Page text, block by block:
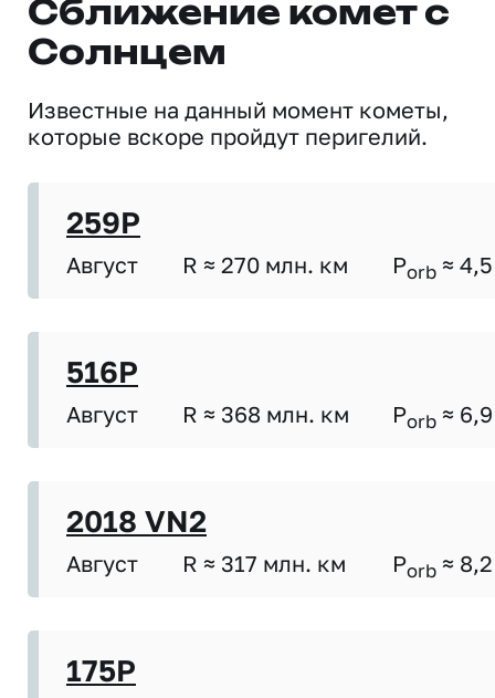
Сближение комет с
Солнцем
Известные на данный момент кометы,
которые вскоре пройдут перигелий.
259P
Август R ≈ 270 млн. км Porb ≈ 4,5
516P
Август R ≈ 368 млн. км Porb ≈ 6,9
2018 VN2
Август R ≈ 317 млн. км Porb ≈ 8,2
175P